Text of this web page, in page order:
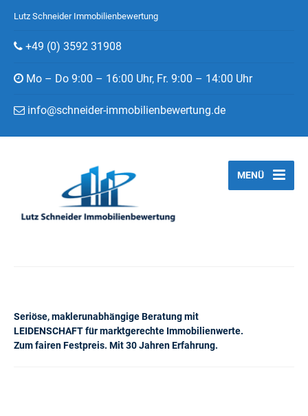
Lutz Schneider Immobilienbewertung
+49 (0) 3592 31908
Mo – Do 9:00 – 16:00 Uhr, Fr. 9:00 – 14:00 Uhr
info@schneider-immobilienbewertung.de
Seriöse, maklerunabhängige Beratung mit
LEIDENSCHAFT für marktgerechte Immobilienwerte.
Zum fairen Festpreis. Mit 30 Jahren Erfahrung.
MENÜ